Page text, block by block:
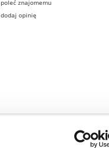
poleć znajomemu
dodaj opinię